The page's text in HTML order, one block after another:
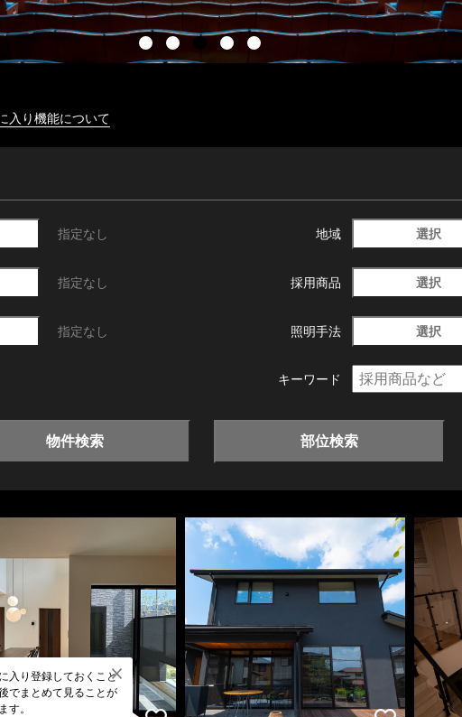
入り機能について
指定なし 地域 選択
指定なし 採用商品 選択
指定なし 照明手法 選択
キーワード
物件検索 部位検索
入り登録しておくこと
でまとめて見ることが
す。